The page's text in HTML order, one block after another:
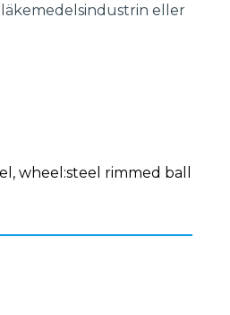
eller
wheel:steel rimmed ball